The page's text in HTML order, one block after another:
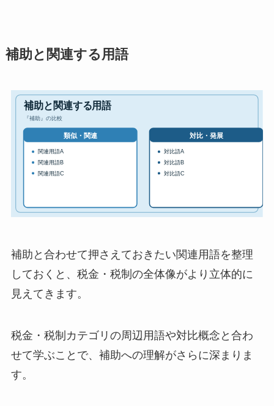
補助と関連する用語
補助と合わせて押さえておきたい関連用語を整理
しておくと、税金・税制の全体像がより立体的に
見えてきます。
税金・税制カテゴリの周辺用語や対比概念と合わ
せて学ぶことで、補助への理解がさらに深まりま
す。